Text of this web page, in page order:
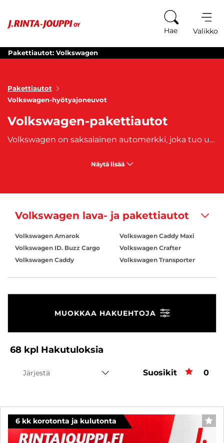
Hae Valikko
Pakettiautot: Volkswagen
Pakettiautot
Volkswagen-hyötyajoneuvot
Volkswagen-pakettiautot
Volkswagen on saksalainen automerkki, joka tuo uusimmat innovaatiot ja laatuautot koko kansan ulottuville. Tuttavammin Volkkarina ja Volsuna tunnetun autonvalmistajan valikoimaan kuuluu myös pakettiautot ja tila-autot, joita ovat esimerkiksi
Näytä lisää
Volkswagen lava- ja pakettiautot
Volkswagen Amarok
Volkswagen ID. Buzz Cargo
Volkswagen Caddy
Volkswagen Caddy Maxi
Volkswagen Crafter
Volkswagen Transporter
MUOKKAA HAKUEHTOJA
68 kpl Hakutuloksia
Järjestä Suosikit 0
6 kk korotonta ja kulutonta